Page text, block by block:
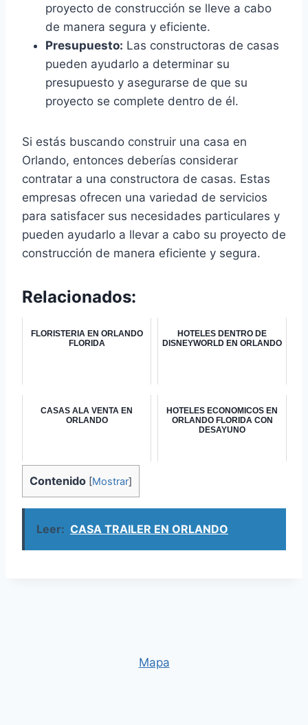
proyecto de construcción se lleve a cabo
de manera segura y eficiente.
Presupuesto: Las constructoras de casas
pueden ayudarlo a determinar su
presupuesto y asegurarse de que su
proyecto se complete dentro de él.
Si estás buscando construir una casa en
Orlando, entonces deberías considerar
contratar a una constructora de casas. Estas
empresas ofrecen una variedad de servicios
para satisfacer sus necesidades particulares y
pueden ayudarlo a llevar a cabo su proyecto de
construcción de manera eficiente y segura.
Relacionados:
FLORISTERIA EN ORLANDO
FLORIDA
HOTELES DENTRO DE
DISNEYWORLD EN ORLANDO
CASAS ALA VENTA EN
ORLANDO
HOTELES ECONOMICOS EN
ORLANDO FLORIDA CON
DESAYUNO
Contenido [Mostrar]
Leer: CASA TRAILER EN ORLANDO
Mapa